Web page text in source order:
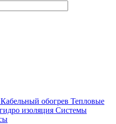
Кабельный обогрев Тепловые
изоляция Системы